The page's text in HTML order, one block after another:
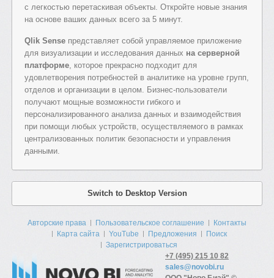
с легкостью перетаскивая объекты. Откройте новые знания
на основе ваших данных всего за 5 минут.
Qlik Sense представляет собой управляемое приложение
для визуализации и исследования данных на серверной
платформе, которое прекрасно подходит для
удовлетворения потребностей в аналитике на уровне групп,
отделов и организации в целом. Бизнес-пользователи
получают мощные возможности гибкого и
персонализированного анализа данных и взаимодействия
при помощи любых устройств, осуществляемого в рамках
централизованных политик безопасности и управления
данными.
Switch to Desktop Version
Авторские права Пользовательское соглашение
Контакты
Карта сайта
YouTube Предложения
Поиск
Зарегистрироваться
+7 (495) 215 10 82
sales@novobi.ru